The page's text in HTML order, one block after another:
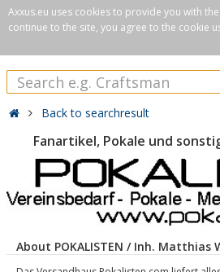
Axxus.eu uses cookies to provide you with
continue to the site, you agree to the cookie
Back to searchresult
Fanartikel, Pokale und
About POKALISTEN / Inh. Matthias